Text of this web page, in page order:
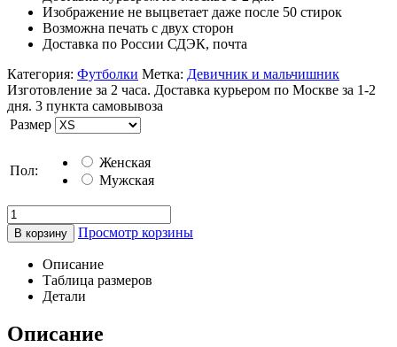
Изображение не выцветает даже после 50 стирок
Возможна печать с двух сторон
Доставка по России СДЭК, почта
Категория: Футболки Метка: Девичник и мальчишник
Изготовление за 2 часа. Доставка курьером по Москве за 1-2
дня. 3 пункта самовывоза
Размер
Пол:
Женская
Мужская
В корзину Просмотр корзины
Описание
Таблица размеров
Детали
Описание